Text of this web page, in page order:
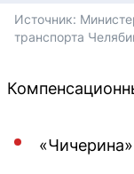
Источник:
транспорта
«Чичерина»